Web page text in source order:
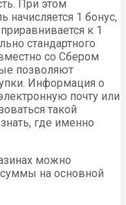
При этом
начисляется 1 бонус,
к 1
стандартного
со Сбером
позволяют
Информация о
почту или
такой
где именно
можно
на основной